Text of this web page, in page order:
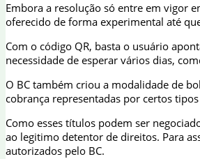
Embora a resolução só entre em vigor
oferecido de forma experimental até
Com o código QR, basta o usuário
necessidade de esperar vários dias,
O BC também criou a modalidade de
cobrança representadas por certos
Como esses títulos podem ser
ao legitimo detentor de direitos. Para
autorizados pelo BC.